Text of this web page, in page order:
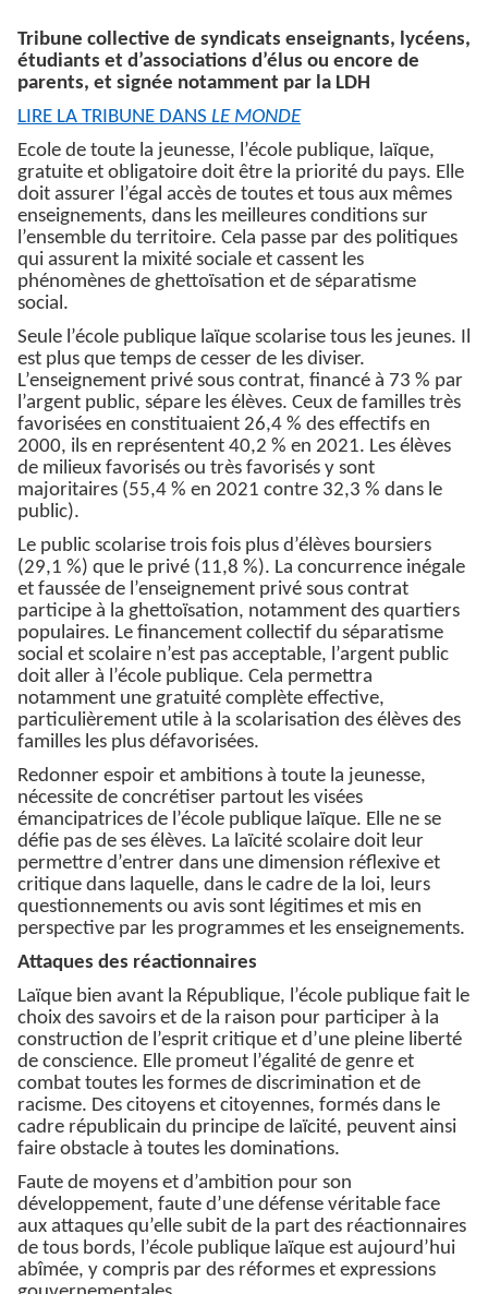
Tribune collective de syndicats enseignants, lycéens,
étudiants et d’associations d’élus ou encore de
parents, et signée notamment par la LDH
LIRE LA TRIBUNE DANS LE MONDE
Ecole de toute la jeunesse, l’école publique, laïque,
gratuite et obligatoire doit être la priorité du pays. Elle
doit assurer l’égal accès de toutes et tous aux mêmes
enseignements, dans les meilleures conditions sur
l’ensemble du territoire. Cela passe par des politiques
qui assurent la mixité sociale et cassent les
phénomènes de ghettoïsation et de séparatisme
social.
Seule l’école publique laïque scolarise tous les jeunes. Il
est plus que temps de cesser de les diviser.
L’enseignement privé sous contrat, financé à 73 % par
l’argent public, sépare les élèves. Ceux de familles très
favorisées en constituaient 26,4 % des effectifs en
2000, ils en représentent 40,2 % en 2021. Les élèves
de milieux favorisés ou très favorisés y sont
majoritaires (55,4 % en 2021 contre 32,3 % dans le
public).
Le public scolarise trois fois plus d’élèves boursiers
(29,1 %) que le privé (11,8 %). La concurrence inégale
et faussée de l’enseignement privé sous contrat
participe à la ghettoïsation, notamment des quartiers
populaires. Le financement collectif du séparatisme
social et scolaire n’est pas acceptable, l’argent public
doit aller à l’école publique. Cela permettra
notamment une gratuité complète effective,
particulièrement utile à la scolarisation des élèves des
familles les plus défavorisées.
Redonner espoir et ambitions à toute la jeunesse,
nécessite de concrétiser partout les visées
émancipatrices de l’école publique laïque. Elle ne se
défie pas de ses élèves. La laïcité scolaire doit leur
permettre d’entrer dans une dimension réflexive et
critique dans laquelle, dans le cadre de la loi, leurs
questionnements ou avis sont légitimes et mis en
perspective par les programmes et les enseignements.
Attaques des réactionnaires
Laïque bien avant la République, l’école publique fait le
choix des savoirs et de la raison pour participer à la
construction de l’esprit critique et d’une pleine liberté
de conscience. Elle promeut l’égalité de genre et
combat toutes les formes de discrimination et de
racisme. Des citoyens et citoyennes, formés dans le
cadre républicain du principe de laïcité, peuvent ainsi
faire obstacle à toutes les dominations.
Faute de moyens et d’ambition pour son
développement, faute d’une défense véritable face
aux attaques qu’elle subit de la part des réactionnaires
de tous bords, l’école publique laïque est aujourd’hui
abîmée, y compris par des réformes et expressions